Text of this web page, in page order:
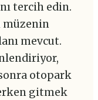
tercih edin.
müzenin
mevcut.
otopark
gitmek